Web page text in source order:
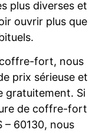
plus diverses et
ouvrir plus que
fort, nous
prix sérieuse et
gratuitement. Si
de coffre-fort
– 60130, nous